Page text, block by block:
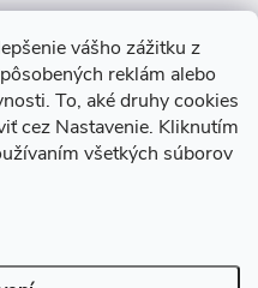
vášho zážitku z
reklám alebo
To, aké druhy cookies
cez Nastavenie. Kliknutím
všetkých súborov